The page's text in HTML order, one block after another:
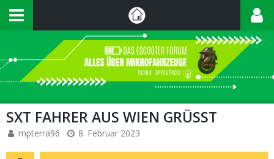
SXT FAHRER AUS WIEN GRÜSST
mpterra96 8. Februar 2023